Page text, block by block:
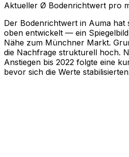
Aktueller Ø Bodenrichtwert pro
Der Bodenrichtwert in Auma hat
oben entwickelt — ein
Nähe zum Münchner Markt.
die Nachfrage strukturell hoch.
Anstiegen bis 2022 folgte eine
bevor sich die Werte